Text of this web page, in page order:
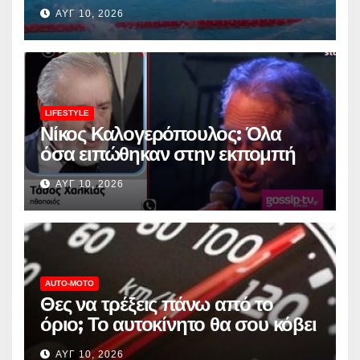
ΑΥΓ 10, 2026
LIFESTYLE
Νίκος Καλογερόπουλος: Όλα
όσα ειπώθηκαν στην εκπομπή
«Κοινωνία ώρα Mega» για τη
μεγάλη απώλειά του.
ΑΥΓ 10, 2026
AUTO-MOTO
Θες να τρέξεις πάνω από το
όριο; Το αυτοκίνητο θα σου κόβει
το γκάζι
ΑΥΓ 10, 2026